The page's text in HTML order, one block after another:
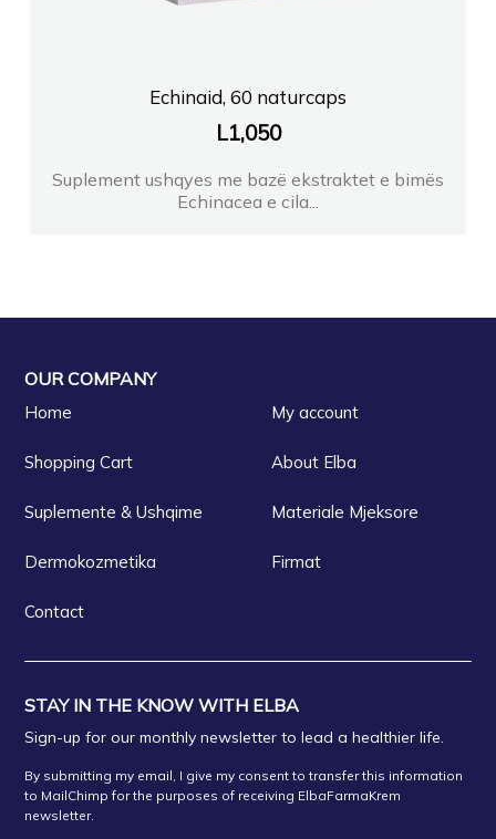
Echinaid, 60 naturcaps
L1,050
Suplement ushqyes me bazë ekstraktet e bimës
Echinacea e cila...
OUR COMPANY
Home My account
Shopping Cart About Elba
Suplemente & Ushqime Materiale Mjeksore
Dermokozmetika Firmat
Contact
STAY IN THE KNOW WITH ELBA
Sign-up for our monthly newsletter to lead a healthier life.
By submitting my email, I give my consent to transfer this information
to MailChimp for the purposes of receiving ElbaFarmaKrem
newsletter.